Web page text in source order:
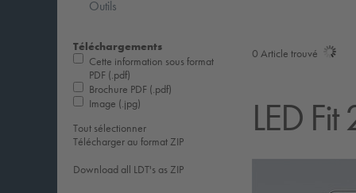
0 Article trouvé
LED Fit
Outils
Téléchargements
Cette information sous format
PDF (.pdf)
Brochure PDF (.pdf)
Image (.jpg)
Tout sélectionner
Télécharger au format ZIP
Download all LDT's as ZIP